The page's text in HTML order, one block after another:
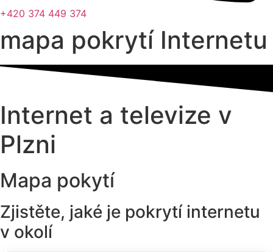
+420 374 449 374
mapa pokrytí Internetu
Internet a televize v
Plzni
Mapa pokytí
Zjistěte, jaké je pokrytí internetu
v okolí